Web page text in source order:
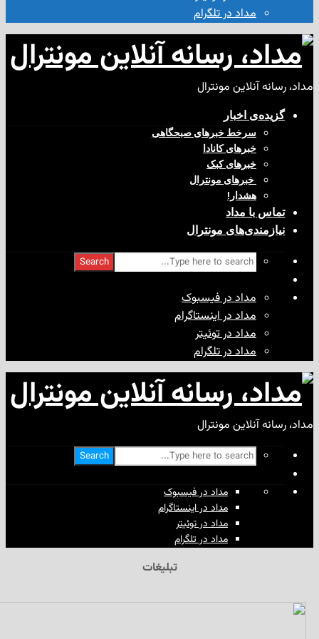
مداد در تلگرام
مونترال
اخبار
سرخط خبرهای صبحگاهی
خبرهای کانادا
خبرهای کبک
‌ خبرهای مونترال
مداد
مونترال
Search
مداد در فیسبوک
مداد در اینستاگرام
مداد در توئیتر
مداد در تلگرام
مونترال
Search
مداد در فیسبوک
مداد در اینستاگرام
مداد در توئیتر
مداد در تلگرام